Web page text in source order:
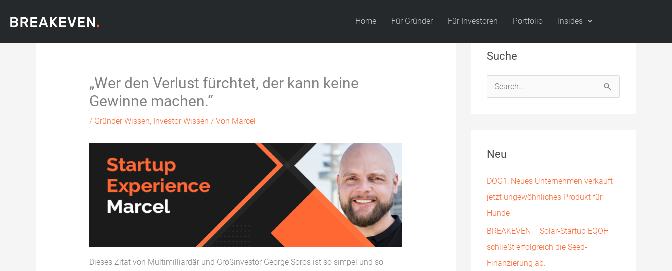
Inhalt
Home Für Gründer Für Investoren Portfolio Insides
„Wer den Verlust fürchtet, der kann keine
Gewinne machen.“
/ Gründer Wissen, Investor Wissen / Von Marcel
Dieses Zitat von Multimilliardär und Großinvestor George Soros ist so simpel und so
Suche
e
n
a
c
h
:
Neu
DOG1: Neues Unternehmen verkauft
jetzt ungewöhnliches Produkt für
Hunde
BREAKEVEN – Solar-Startup EQOH
schließt erfolgreich die Seed-
Finanzierung ab.